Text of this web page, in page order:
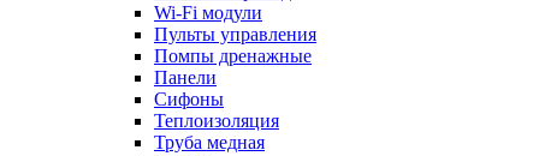
Wi-Fi модули
Пульты управления
Помпы дренажные
Панели
Сифоны
Теплоизоляция
Труба медная